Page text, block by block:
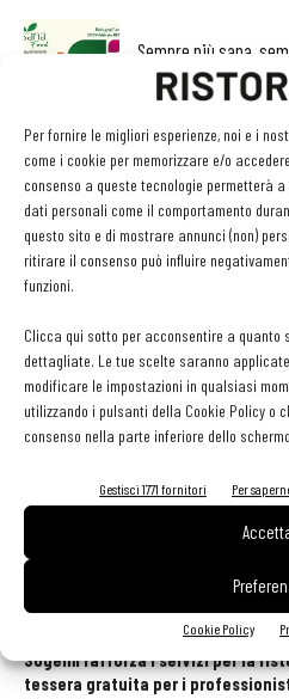
Per fornire le migliori esperienze, noi e i
come i cookie per memorizzare e/o
consenso a queste tecnologie permetterà
dati personali come il comportamento
questo sito e di mostrare annunci (non)
ritirare il consenso può influire
funzioni.
Clicca qui sotto per acconsentire a quanto
dettagliate. Le tue scelte saranno
modificare le impostazioni in qualsiasi
utilizzando i pulsanti della Cookie Policy o
consenso nella parte inferiore dello
Gestisci 1771 fornitori Per
Cookie Policy
Sempre più sana,
febbraio, SANA Food
1 Dicembre 2025
L’eleganza dello
Carcangiu
Roberto Carcangiu 15
professionisti dell’olio
1 Novembre 2025
GLI ARTICOLI PIÙ LETTI
Sogemi rafforza i servizi per la
tessera gratuita per i